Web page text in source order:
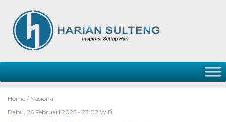
Home / Nasional
Rabu, 26 Februari 2025 - 23:02 WIB